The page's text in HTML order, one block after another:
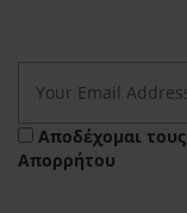
Αποδέχομαι τους
Απορρήτου